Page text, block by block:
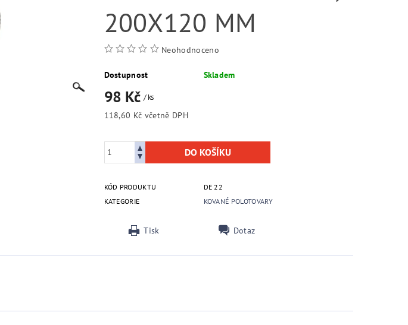
200X120 MM
Neohodnoceno
Dostupnost Skladem
98 Kč/ ks
118,60 Kč včetně DPH
KÓD PRODUKTU
DE 22
KATEGORIE
KOVANÉ POLOTOVARY
Tisk Dotaz